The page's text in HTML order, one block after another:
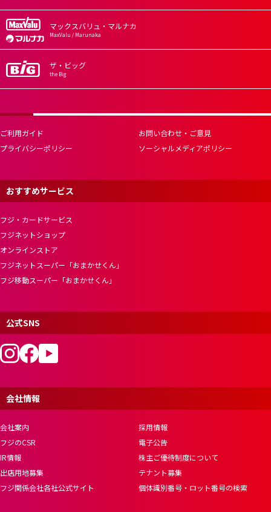
マックスバリュ・マルナカ
MaxValu / Marunaka
ザ・ビッグ
the Big
ご利用ガイド
お問い合わせ・ご意見
プライバシーポリシー
ソーシャルメディアポリシー
おすすめサービス
フジ・カードサービス
フジネットショップ
オンラインストア
フジネットスーパー「おまかせくん」
フジ移動スーパー「おまかせくん」
公式SNS
会社情報
会社案内
採用情報
フジのCSR
電子公告
IR情報
株主ご優待制度について
出店用地募集
テナント募集
フジ関係会社各社公式サイト
個体識別番号・ロット番号の検索